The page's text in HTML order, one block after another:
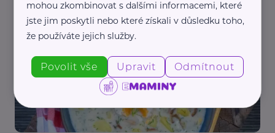
Avokádová pomazánka s vejci a sušenými rajčaty
Recepty
mohou zkombinovat s dalšími informacemi, které
jste jim poskytli nebo které získali v důsledku toho,
že používáte jejich služby.
Povolit vše Upravit Odmítnout